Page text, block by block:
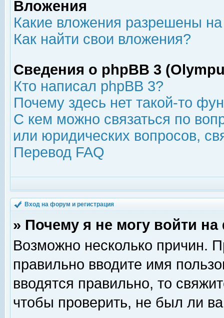
Вложения
Какие вложения разрешены
Как найти свои вложения?
Сведения о phpBB 3
Кто написал phpBB 3?
Почему здесь нет такой-то
С кем можно связаться по
или юридических вопросов,
Перевод FAQ
Вход на форум и регистрация
» Почему я не могу войти
Возможно несколько причин.
правильно вводите имя
вводятся правильно, то
чтобы проверить, не был ли